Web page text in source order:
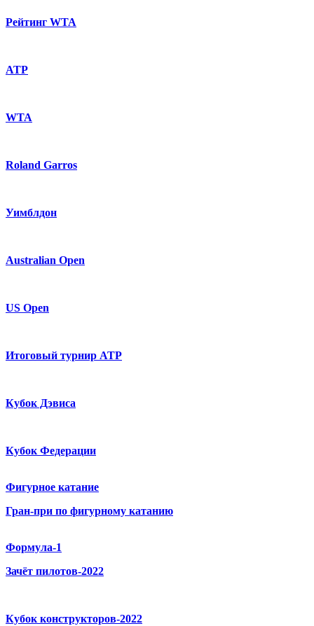
Рейтинг WTA
ATP
WTA
Roland Garros
Уимблдон
Australian Open
US Open
Итоговый турнир ATP
Кубок Дэвиса
Кубок Федерации
Фигурное катание
Гран-при по фигурному катанию
Формула-1
Зачёт пилотов-2022
Кубок конструкторов-2022